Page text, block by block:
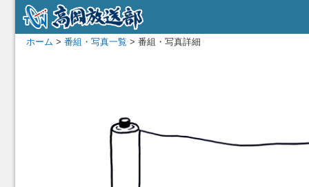
ホーム > 番組・写真一覧 > 番組・写真詳細